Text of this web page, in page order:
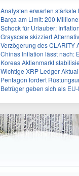
Analysten erwarten stärkste Kursumkehr für
Barça am Limit: 200 Millionen Euro in zwei Stunden –
Schock für Urlauber: Inflationssprung auf
Grayscale skizziert Alternativen für die US-
Verzögerung des CLARITY Acts: Droht
Chinas Inflation lässt nach: Ein willkommenes Zeichen für
Koreas Aktienmarkt stabilisiert sich, da
Wichtige XRP Ledger Aktualisierung
Pentagon fordert Rüstungsunternehmen auf, Produktion
Betrüger geben sich als EU-Regulierungsbehörden aus, um